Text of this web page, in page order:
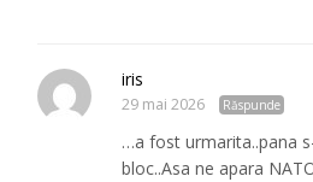
iris
29 mai 2026 Răspunde
…a fost urmarita..pana
bloc..Asa ne apara